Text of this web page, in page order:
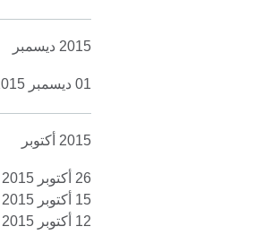
2015 ديسمبر
01 ديسمبر 2015
2015 أكتوبر
26 أكتوبر 2015
15 أكتوبر 2015
12 أكتوبر 2015